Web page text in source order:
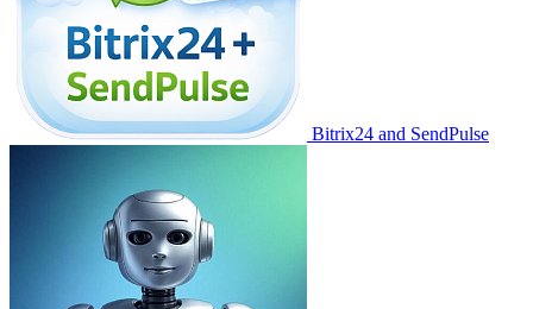
Bitrix24 and SendPulse